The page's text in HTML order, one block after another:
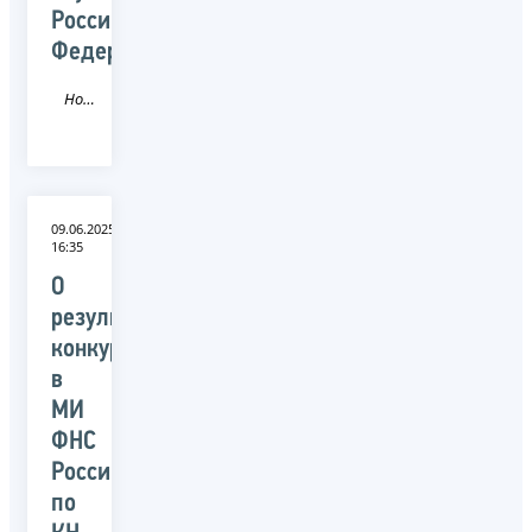
Российской
Федерации
Новость
09.06.2025
16:35
О
результатах
конкурса
в
МИ
ФНС
России
по